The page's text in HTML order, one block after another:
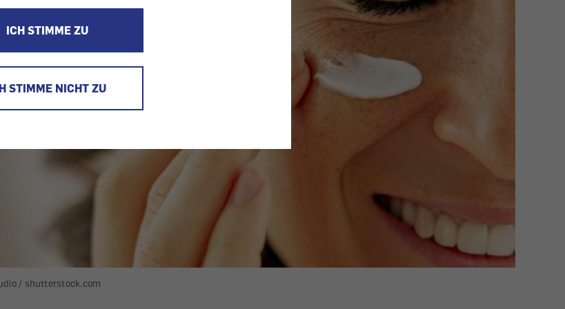
ICH STIMME ZU
STIMME NICHT ZU
/ shutterstock.com